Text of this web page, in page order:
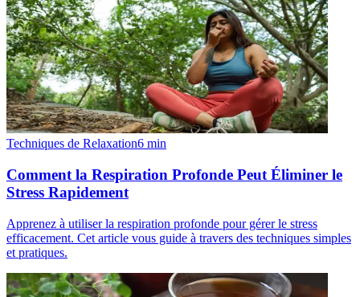
Techniques de Relaxation6 min
Comment la Respiration Profonde Peut Éliminer le
Stress Rapidement
Apprenez à utiliser la respiration profonde pour gérer le stress
efficacement. Cet article vous guide à travers des techniques simples
et pratiques.